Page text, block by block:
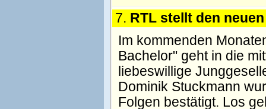
7. RTL stellt den
Im kommenden
Bachelor" geht in die
liebeswillige
Dominik Stuckmann
Folgen bestätigt. Los